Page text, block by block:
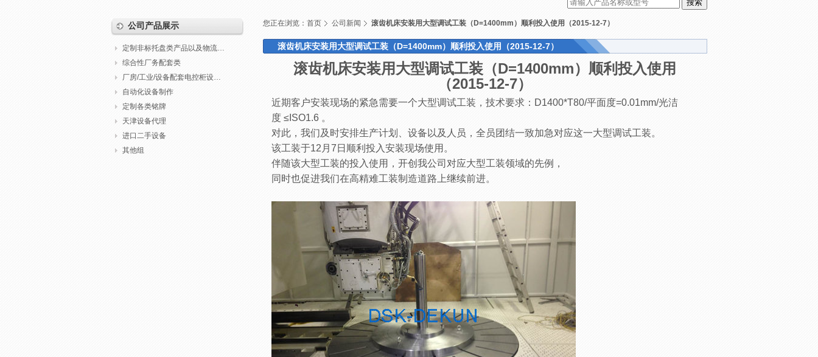
公司产品展示
定制非标托盘类产品以及物流包装
综合性厂务配套类
厂房/工业/设备配套电控柜设计制作调试
自动化设备制作
定制各类铭牌
天津设备代理
进口二手设备
其他组
您正在浏览： 首页 公司新闻 滚齿机床安装用大型调试工装（D=1400mm）顺利投入使用（2015-12-7）
滚齿机床安装用大型调试工装（D=1400mm）顺利投入使用（2015-12-7）
滚齿机床安装用大型调试工装（D=1400mm）顺利投入使用
（2015-12-7）
近期客户安装现场的紧急需要一个大型调试工装，技术要求： D1400*T80/平面度=0.01mm/光洁
度 ≤ISO1.6 。
对此，我们及时安排生产计划、设备以及人员，全员团结一致加急对应这一大型调试工装。
该工装于12月7日顺利投入安装现场使用。
伴随该大型工装的投入使用，开创我公司对应大型工装领域的先例，
同时也促进我们在高精难工装制造道路上继续前进。